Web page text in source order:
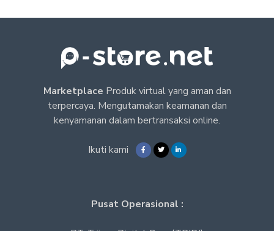
Marketplace Produk virtual yang aman dan
terpercaya. Mengutamakan keamanan dan
kenyamanan dalam bertransaksi online.
Ikuti kami
Pusat Operasional :